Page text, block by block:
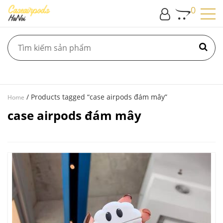
0
Home / Products tagged “case airpods đám mây”
case airpods đám mây